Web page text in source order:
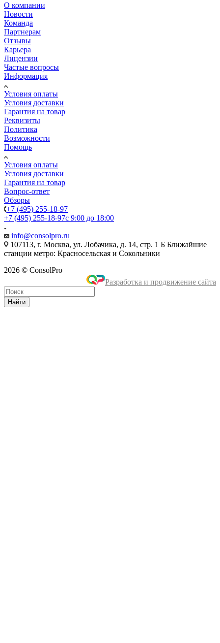
О компании
Новости
Команда
Партнерам
Отзывы
Карьера
Лицензии
Частые вопросы
Информация
Условия оплаты
Условия доставки
Гарантия на товар
Реквизиты
Политика
Возможности
Помощь
Условия оплаты
Условия доставки
Гарантия на товар
Вопрос-ответ
Обзоры
+7 (495) 255-18-97
+7 (495) 255-18-97с 9:00 до 18:00
info@consolpro.ru
107113, г. Москва, ул. Лобачика, д. 14, стр. 1 Б Ближайшие
станции метро: Красносельская и Сокольники
2026 © ConsolPro
Разработка и продвижение сайта
Найти